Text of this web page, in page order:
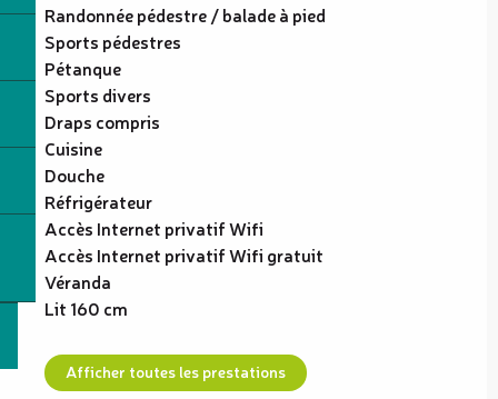
Randonnée pédestre / balade à pied
Sports pédestres
Pétanque
Sports divers
Draps compris
Cuisine
Douche
Réfrigérateur
Accès Internet privatif Wifi
Accès Internet privatif Wifi gratuit
Véranda
Lit 160 cm
Afficher toutes les prestations